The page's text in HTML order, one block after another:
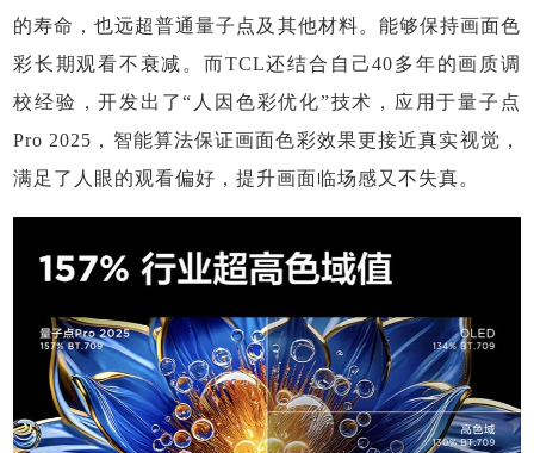
的寿命，也远超普通量子点及其他材料。能够保持画面色
彩长期观看不衰减。而TCL还结合自己40多年的画质调
校经验，开发出了“人因色彩优化”技术，应用于量子点
Pro 2025，智能算法保证画面色彩效果更接近真实视觉，
满足了人眼的观看偏好，提升画面临场感又不失真。